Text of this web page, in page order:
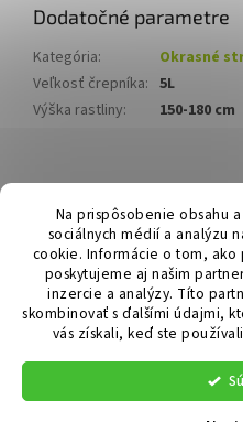
Na prispôsobenie obsahu
sociálnych médií a analýzu
cookie. Informácie o tom, ako
poskytujeme aj našim
inzercie a analýzy. Títo
skombinovať s ďalšími údajmi,
vás získali, keď ste
Dodatočné parametre
Kategória:
Okrasné
Veľkosť črepníka: 5L
Výška rastliny: 150-180 cm
á